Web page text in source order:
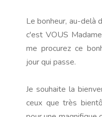
Le bonheur, au-delà
c'est VOUS
me procurez ce
jour qui passe.
Je souhaite la
ceux que très